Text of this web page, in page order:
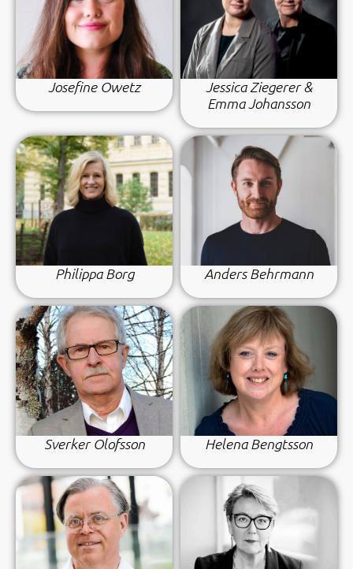
Josefine Owetz
Jessica Ziegerer &
Emma Johansson
Philippa Borg Anders Behrmann
Sverker Olofsson Helena Bengtsson